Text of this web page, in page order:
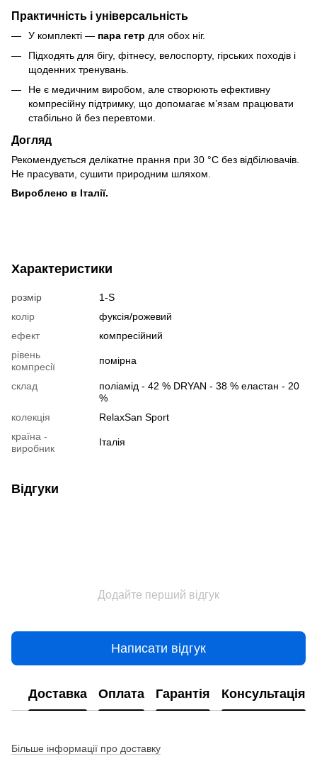
Практичність і універсальність
У комплекті — пара гетр для обох ніг.
Підходять для бігу, фітнесу, велоспорту, гірських походів і
щоденних тренувань.
Не є медичним виробом, але створюють ефективну
компресійну підтримку, що допомагає м’язам працювати
стабільно й без перевтоми.
Догляд
Рекомендується делікатне прання при 30 °C без відбілювачів.
Не прасувати, сушити природним шляхом.
Вироблено в Італії.
Характеристики
розмір
1-S
колір
фуксія/рожевий
ефект
компресійний
рівень
компресії
помірна
склад
поліамід - 42 % DRYAN - 38 % еластан - 20
%
колекція
RelaxSan Sport
країна -
виробник
Італія
Відгуки
Додайте перший відгук
Написати відгук
Доставка Оплата Гарантія Консультація
Більше інформації про доставку